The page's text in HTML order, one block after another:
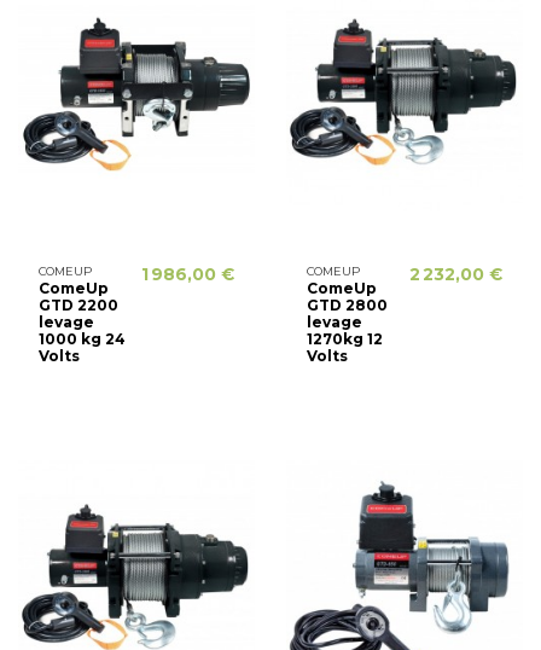
COMEUP
ComeUp
GTD 2200
levage
1000 kg 24
Volts
1 986,00 € COMEUP
ComeUp
GTD 2800
levage
1270kg 12
Volts
2 232,00 €